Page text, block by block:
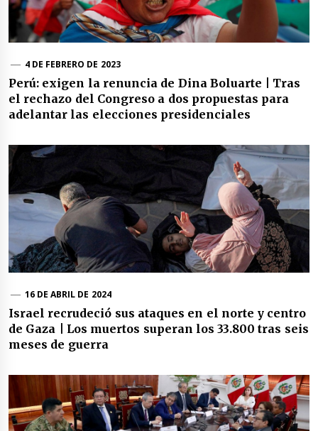
4 DE FEBRERO DE 2023
Perú: exigen la renuncia de Dina Boluarte | Tras
el rechazo del Congreso a dos propuestas para
adelantar las elecciones presidenciales
16 DE ABRIL DE 2024
Israel recrudeció sus ataques en el norte y centro
de Gaza | Los muertos superan los 33.800 tras seis
meses de guerra